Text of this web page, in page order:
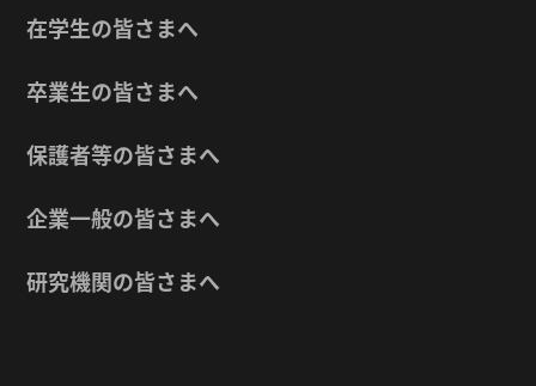
在学生の皆さまへ
卒業生の皆さまへ
保護者等の皆さまへ
企業一般の皆さまへ
研究機関の皆さまへ